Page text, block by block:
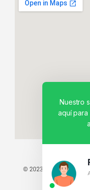
© 2023 TODOS LOS
Nuestro
aquí para